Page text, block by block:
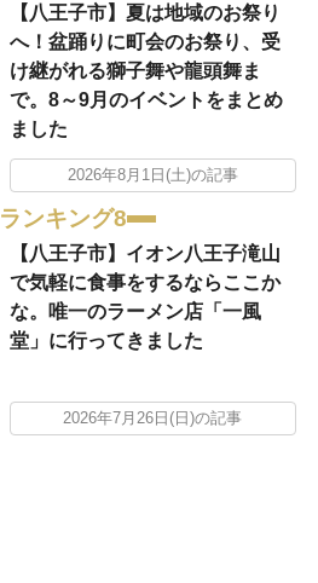
【八王子市】夏は地域のお祭り
へ！盆踊りに町会のお祭り、受
け継がれる獅子舞や龍頭舞ま
で。8～9月のイベントをまとめ
ました
2026年8月1日(土)の記事
ランキング8
【八王子市】イオン八王子滝山
で気軽に食事をするならここか
な。唯一のラーメン店「一風
堂」に行ってきました
2026年7月26日(日)の記事